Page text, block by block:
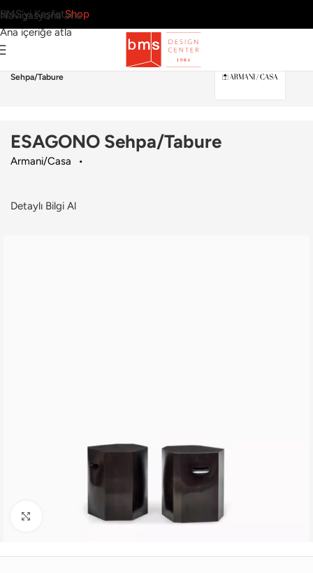
Navigasyona atla
Ana içeriğe atla
BMS’yi KeşfetShop
Armani/Casa›ESAGONO
Sehpa/Tabure
ESAGONO Sehpa/Tabure
Armani/Casa
Detaylı Bilgi Al
Büyütmek için tıklayın